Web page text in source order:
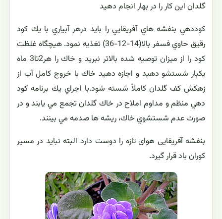
گلدان اين كار را در بهار انجام دهيد
كوددهي بنفشه هاي آفريقايي را بايد درهر آبياري با يك كود
رقيق حاوي فسفر بالا(14-12-36) تغذيه نمود. هيچگاه غلظت
كود را از ميزان توصيه شده بالاتر نبريد و خاك را هر2تا3 ماه
يكبار شستشو دهيد و اجازه دهيد خاك با خروج كامل آب از
زهكش كف گلدان كاملاً شسته شود.با اجراي يك برنامه كود
دهي منظم و مداوم املاح در خاك گلدان تجمع مي يابند و در
صورت عدم شستشوي خاك، ريشه ها صدمه مي بينند.
بنفشه آفریقایی هوای تازه را دوست دارد البته نباید در مسیر
کوران باد قرار گیرد.